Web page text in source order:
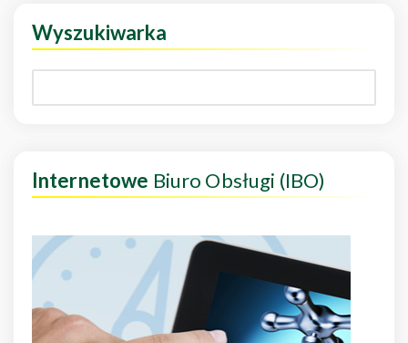
Wyszukiwarka
Internetowe Biuro Obsługi (IBO)